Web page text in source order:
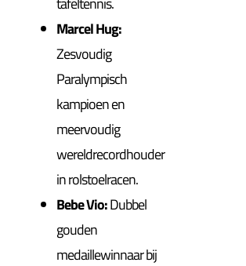
Marcel Hug:
Zesvoudig
Paralympisch
kampioen en
meervoudig
wereldrecordhouder
in rolstoelracen.
Bebe Vio:Dubbel
gouden
medaillewinnaar bij